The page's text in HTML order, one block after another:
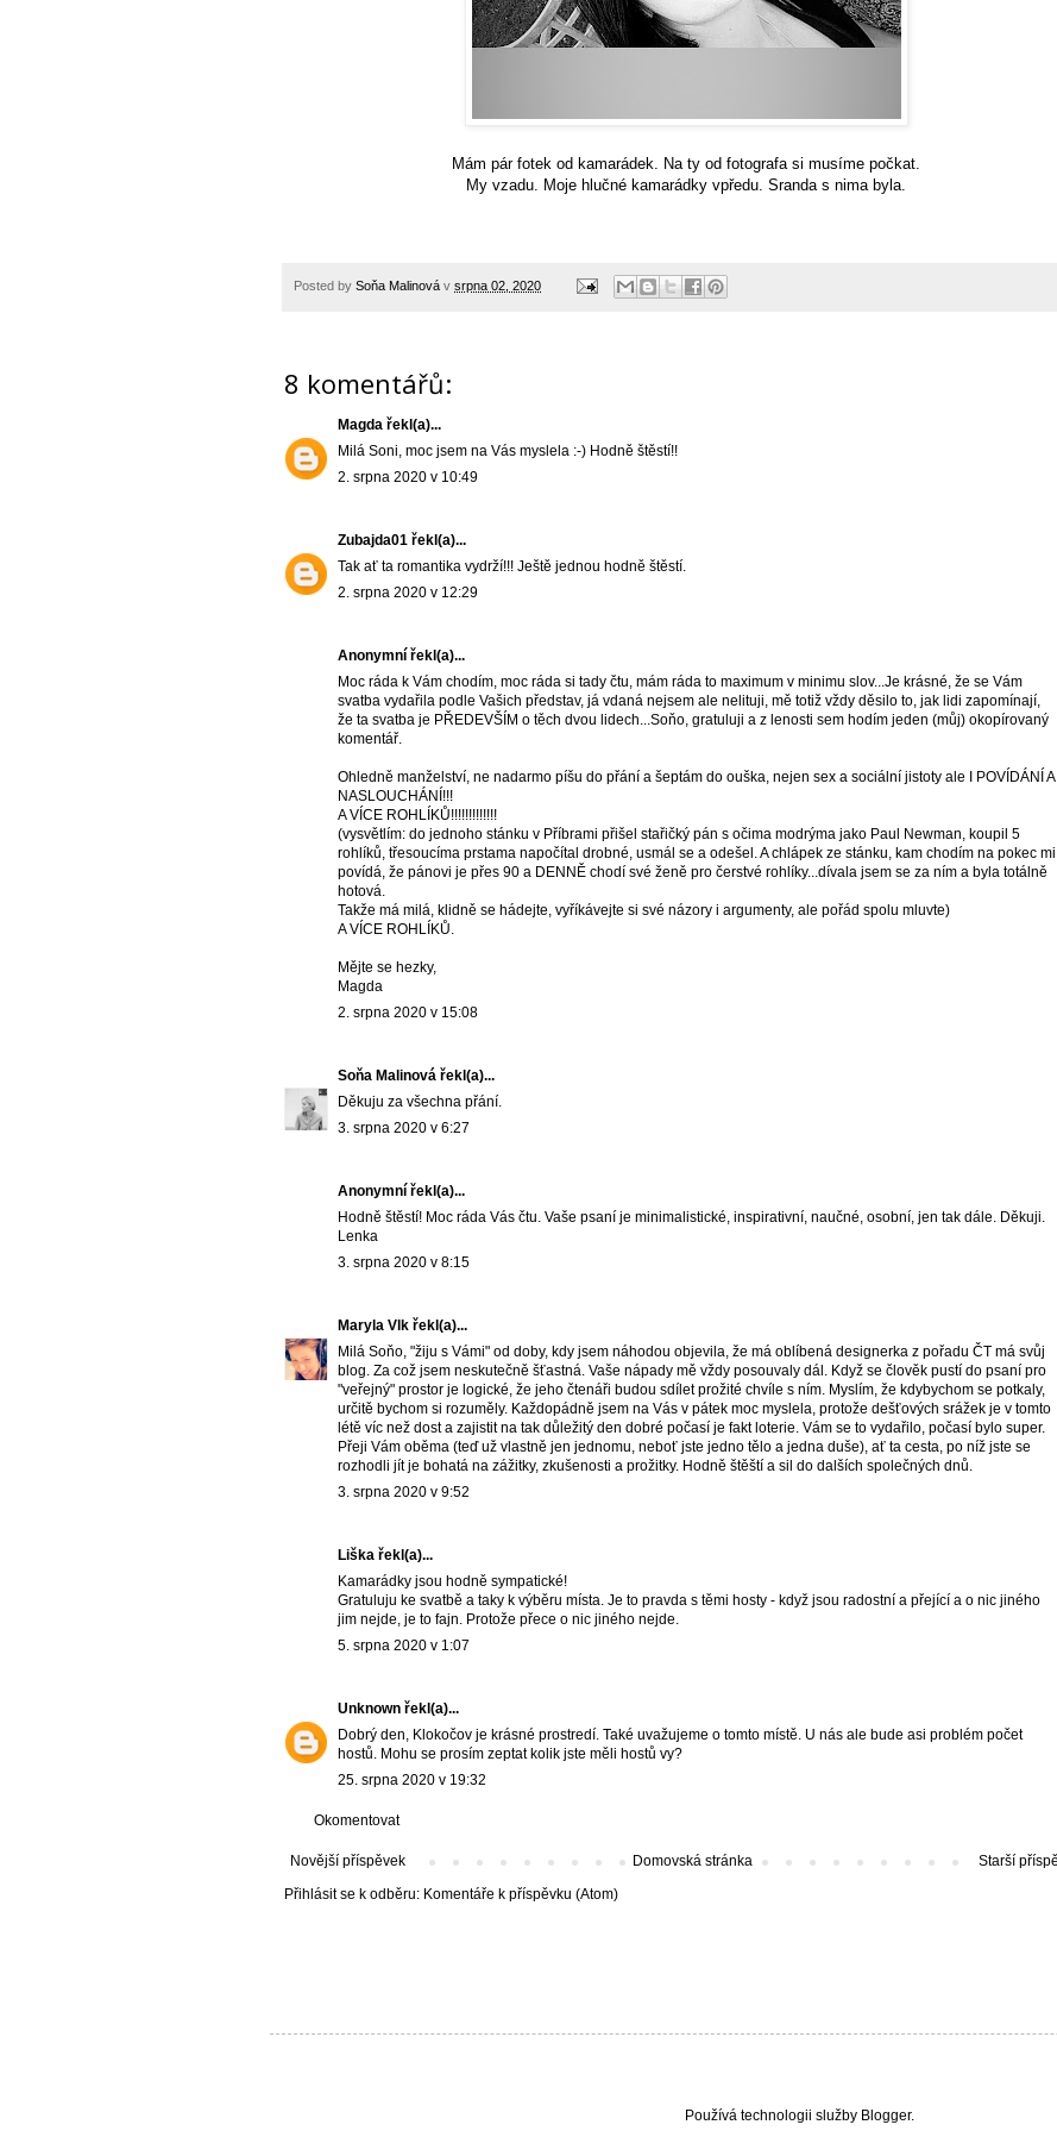
Mám pár fotek od kamarádek. Na ty od fotografa si musíme počkat.
My vzadu. Moje hlučné kamarádky vpředu. Sranda s nima byla.
Posted by Soňa Malinová v srpna 02, 2020
8 komentářů:
Magda řekl(a)...
Milá Soni, moc jsem na Vás myslela :-) Hodně štěstí!!
2. srpna 2020 v 10:49
Zubajda01 řekl(a)...
Tak ať ta romantika vydrží!!! Ještě jednou hodně štěstí.
2. srpna 2020 v 12:29
Anonymní řekl(a)...
Moc ráda k Vám chodím, moc ráda si tady čtu, mám ráda to maximum v minimu slov...Je krásné, že se Vám
svatba vydařila podle Vašich představ, já vdaná nejsem ale nelituji, mě totiž vždy děsilo to, jak lidi zapomínají,
že ta svatba je PŘEDEVŠÍM o těch dvou lidech...Soňo, gratuluji a z lenosti sem hodím jeden (můj) okopírovaný
komentář.
Ohledně manželství, ne nadarmo píšu do přání a šeptám do ouška, nejen sex a sociální jistoty ale I POVÍDÁNÍ A
NASLOUCHÁNÍ!!!
A VÍCE ROHLÍKŮ!!!!!!!!!!!!!
(vysvětlím: do jednoho stánku v Příbrami přišel stařičký pán s očima modrýma jako Paul Newman, koupil 5
rohlíků, třesoucíma prstama napočítal drobné, usmál se a odešel. A chlápek ze stánku, kam chodím na pokec mi
povídá, že pánovi je přes 90 a DENNĚ chodí své ženě pro čerstvé rohlíky...dívala jsem se za ním a byla totálně
hotová.
Takže má milá, klidně se hádejte, vyříkávejte si své názory i argumenty, ale pořád spolu mluvte)
A VÍCE ROHLÍKŮ.
Mějte se hezky,
Magda
2. srpna 2020 v 15:08
Soňa Malinová řekl(a)...
Děkuju za všechna přání.
3. srpna 2020 v 6:27
Anonymní řekl(a)...
Hodně štěstí! Moc ráda Vás čtu. Vaše psaní je minimalistické, inspirativní, naučné, osobní, jen tak dále. Děkuji.
Lenka
3. srpna 2020 v 8:15
Maryla Vlk řekl(a)...
Milá Soňo, "žiju s Vámi" od doby, kdy jsem náhodou objevila, že má oblíbená designerka z pořadu ČT má svůj
blog. Za což jsem neskutečně šťastná. Vaše nápady mě vždy posouvaly dál. Když se člověk pustí do psaní pro
"veřejný" prostor je logické, že jeho čtenáři budou sdílet prožité chvíle s ním. Myslím, že kdybychom se potkaly,
určitě bychom si rozuměly. Každopádně jsem na Vás v pátek moc myslela, protože dešťových srážek je v tomto
létě víc než dost a zajistit na tak důležitý den dobré počasí je fakt loterie. Vám se to vydařilo, počasí bylo super.
Přeji Vám oběma (teď už vlastně jen jednomu, neboť jste jedno tělo a jedna duše), ať ta cesta, po níž jste se
rozhodli jít je bohatá na zážitky, zkušenosti a prožitky. Hodně štěští a sil do dalších společných dnů.
3. srpna 2020 v 9:52
Liška řekl(a)...
Kamarádky jsou hodně sympatické!
Gratuluju ke svatbě a taky k výběru místa. Je to pravda s těmi hosty - když jsou radostní a přející a o nic jiného
jim nejde, je to fajn. Protože přece o nic jiného nejde.
5. srpna 2020 v 1:07
Unknown řekl(a)...
Dobrý den, Klokočov je krásné prostredí. Také uvažujeme o tomto místě. U nás ale bude asi problém počet
hostů. Mohu se prosím zeptat kolik jste měli hostů vy?
25. srpna 2020 v 19:32
Okomentovat
Novější příspěvek Starší
Domovská stránka
Přihlásit se k odběru: Komentáře k příspěvku (Atom)
Používá technologii služby Blogger.